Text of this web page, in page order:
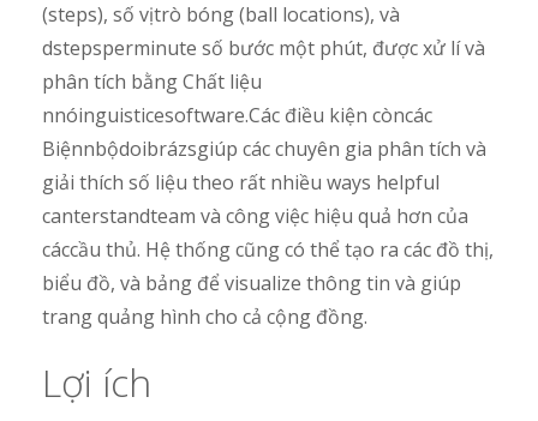
(steps), số vịtrò bóng (ball locations), và
dstepsperminute số bước một phút, được xử lí và
phân tích bằng Chất liệu
nnóinguisticesoftware.Các điều kiện còncác
Biệnnbộdoibrázsgiúp các chuyên gia phân tích và
giải thích số liệu theo rất nhiều ways helpful
canterstandteam và công việc hiệu quả hơn của
cáccầu thủ. Hệ thống cũng có thể tạo ra các đồ thị,
biểu đồ, và bảng để visualize thông tin và giúp
trang quảng hình cho cả cộng đồng.
Lợi ích